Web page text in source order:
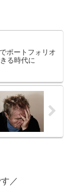
ポートフォリオ
る時代に
／